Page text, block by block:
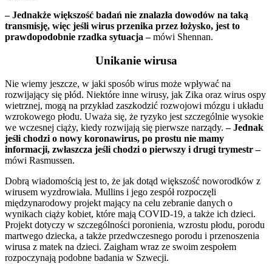
– Jednakże większość badań nie znalazła dowodów na taką
transmisję, więc jeśli wirus przenika przez łożysko, jest to
prawdopodobnie rzadka sytuacja –mówi Shennan.
Unikanie wirusa
Nie wiemy jeszcze, w jaki sposób wirus może wpływać na
rozwijający się płód. Niektóre inne wirusy, jak Zika oraz wirus ospy
wietrznej, mogą na przykład zaszkodzić rozwojowi mózgu i układu
wzrokowego płodu. Uważa się, że ryzyko jest szczególnie wysokie
we wczesnej ciąży, kiedy rozwijają się pierwsze narządy.– Jednak
jeśli chodzi o nowy koronawirus, po prostu nie mamy
informacji, zwłaszcza jeśli chodzi o pierwszy i drugi trymestr –
mówi Rasmussen.
Dobrą wiadomością jest to, że jak dotąd większość noworodków z
wirusem wyzdrowiała. Mullins i jego zespół rozpoczęli
międzynarodowy projekt mający na celu zebranie danych o
wynikach ciąży kobiet, które mają COVID-19, a także ich dzieci.
Projekt dotyczy w szczególności poronienia, wzrostu płodu, porodu
martwego dziecka, a także przedwczesnego porodu i przenoszenia
wirusa z matek na dzieci. Zaigham wraz ze swoim zespołem
rozpoczynają podobne badania w Szwecji.